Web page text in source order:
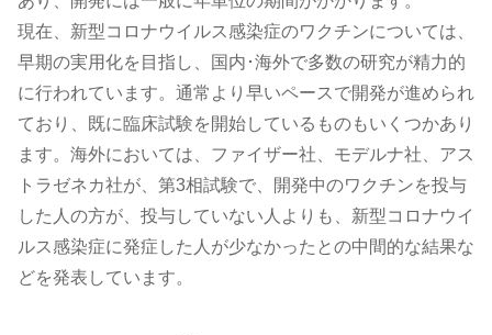
現在、新型コロナウイルス感染症のワクチンについては、
早期の実用化を目指し、国内･海外で多数の研究が精力的
に行われています。通常より早いペースで開発が進められ
ており、既に臨床試験を開始しているものもいくつかあり
ます。海外においては、ファイザー社、モデルナ社、アス
トラゼネカ社が、第3相試験で、開発中のワクチンを投与
した人の方が、投与していない人よりも、新型コロナウイ
ルス感染症に発症した人が少なかったとの中間的な結果な
どを発表しています。